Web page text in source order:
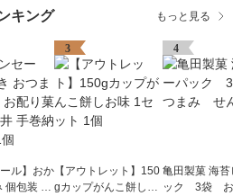
キング もっと見る
ール】おか
個包装 お
3
【アウトレット】150
gカップがんこ餅しお
4
亀田製菓 海苔
ック 3袋 お